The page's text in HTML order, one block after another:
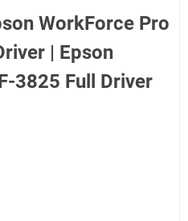
WorkForce Pro
| Epson
3825 Full Driver